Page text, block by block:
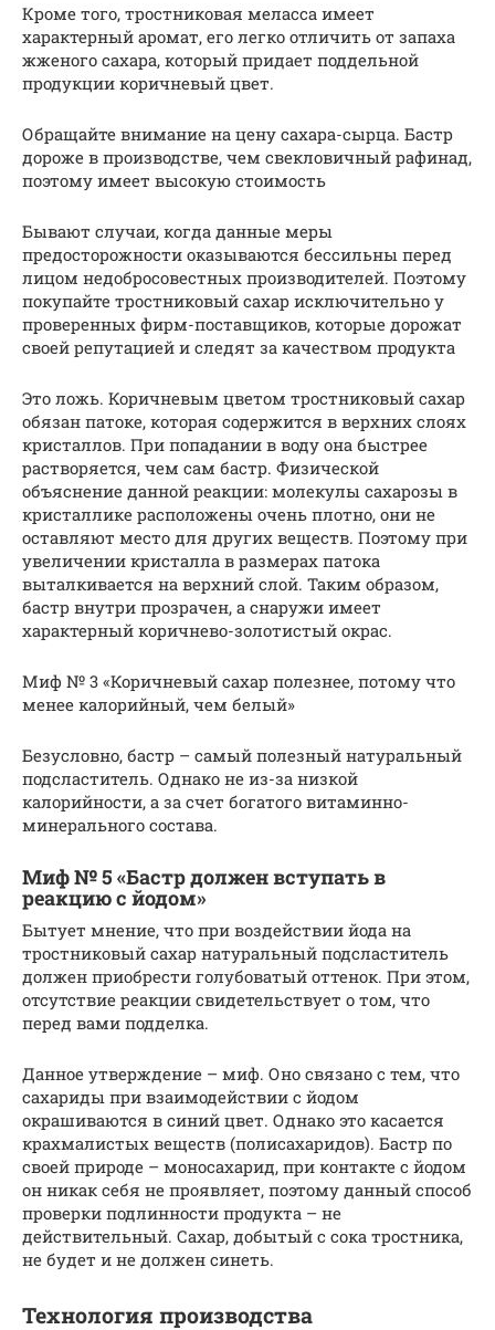
Кроме того, тростниковая меласса имеет
характерный аромат, его легко отличить от запаха
жженого сахара, который придает поддельной
продукции коричневый цвет.
Обращайте внимание на цену сахара-сырца. Бастр
дороже в производстве, чем свекловичный рафинад,
поэтому имеет высокую стоимость
Бывают случаи, когда данные меры
предосторожности оказываются бессильны перед
лицом недобросовестных производителей. Поэтому
покупайте тростниковый сахар исключительно у
проверенных фирм-поставщиков, которые дорожат
своей репутацией и следят за качеством продукта
Это ложь. Коричневым цветом тростниковый сахар
обязан патоке, которая содержится в верхних слоях
кристаллов. При попадании в воду она быстрее
растворяется, чем сам бастр. Физической
объяснение данной реакции: молекулы сахарозы в
кристаллике расположены очень плотно, они не
оставляют место для других веществ. Поэтому при
увеличении кристалла в размерах патока
выталкивается на верхний слой. Таким образом,
бастр внутри прозрачен, а снаружи имеет
характерный коричнево-золотистый окрас.
Миф № 3 «Коричневый сахар полезнее, потому что
менее калорийный, чем белый»
Безусловно, бастр – самый полезный натуральный
подсластитель. Однако не из-за низкой
калорийности, а за счет богатого витаминно-
минерального состава.
Миф № 5 «Бастр должен вступать в
реакцию с йодом»
Бытует мнение, что при воздействии йода на
тростниковый сахар натуральный подсластитель
должен приобрести голубоватый оттенок. При этом,
отсутствие реакции свидетельствует о том, что
перед вами подделка.
Данное утверждение – миф. Оно связано с тем, что
сахариды при взаимодействии с йодом
окрашиваются в синий цвет. Однако это касается
крахмалистых веществ (полисахаридов). Бастр по
своей природе – моносахарид, при контакте с йодом
он никак себя не проявляет, поэтому данный способ
проверки подлинности продукта – не
действительный. Сахар, добытый с сока тростника,
не будет и не должен синеть.
Технология производства